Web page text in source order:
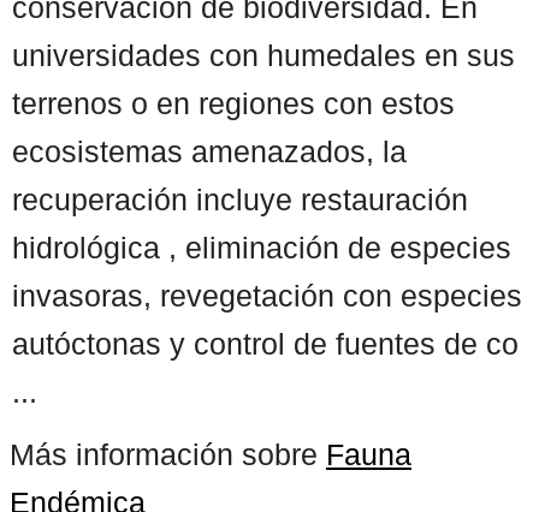
conservación de biodiversidad. En
universidades con humedales en sus
terrenos o en regiones con estos
ecosistemas amenazados, la
recuperación incluye restauración
hidrológica , eliminación de especies
invasoras, revegetación con especies
autóctonas y control de fuentes de co
...
Más información sobre Fauna
Endémica